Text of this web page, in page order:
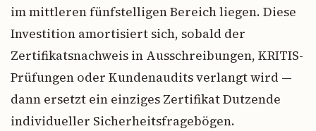
im mittleren fünfstelligen Bereich liegen. Diese
Investition amortisiert sich, sobald der
Zertifikatsnachweis in Ausschreibungen, KRITIS-
Prüfungen oder Kundenaudits verlangt wird —
dann ersetzt ein einziges Zertifikat Dutzende
individueller Sicherheitsfragebögen.